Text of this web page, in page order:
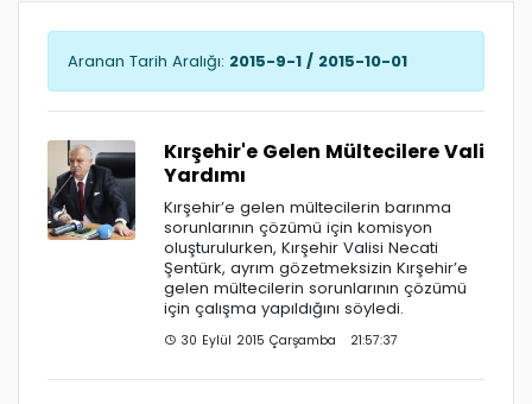
Aranan Tarih Aralığı: 2015-9-1 / 2015-10-01
Kırşehir'e Gelen Mültecilere Vali
Yardımı
Kırşehir’e gelen mültecilerin barınma
sorunlarının çözümü için komisyon
oluşturulurken, Kırşehir Valisi Necati
Şentürk, ayrım gözetmeksizin Kırşehir’e
gelen mültecilerin sorunlarının çözümü
için çalışma yapıldığını söyledi.
30 Eylül 2015 Çarşamba 21:57:37